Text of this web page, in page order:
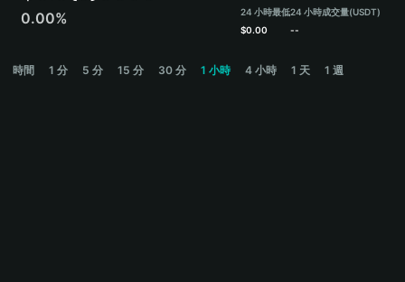
Español (Argentina)
0.00%
24 小時最低
$0.00
24 小時成交量(USDT)
--
時間 1 分 5 分 15 分 30 分 1 小時 4 小時 1 天 1 週